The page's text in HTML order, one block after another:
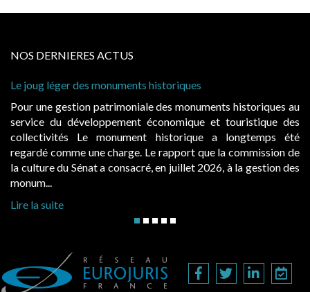
NOS DERNIERES ACTUS
historiques
des monuments historiques au
économique et touristique des
historique a longtemps été
Le rapport que la commission de
consacré, en juillet 2026, à la gestion des
Cabines de plage : le
Evocatrices des
également un beau
public, elles donnent
d’occupation. Saisies